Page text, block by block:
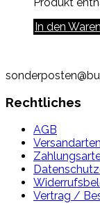
In den
Rechtliches
AGB
Versandarten
Vertrag /